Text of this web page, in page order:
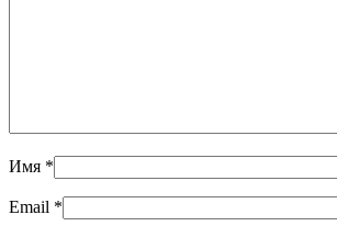
Имя *
Email *